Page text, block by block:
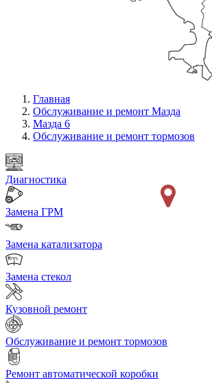
Главная
Обслуживание и ремонт Мазда
Мазда 6
Обслуживание и ремонт тормозов
Диагностика
Замена ГРМ
Замена катализатора
Замена стекол
Кузовной ремонт
Обслуживание и ремонт тормозов
Ремонт автоматической коробки